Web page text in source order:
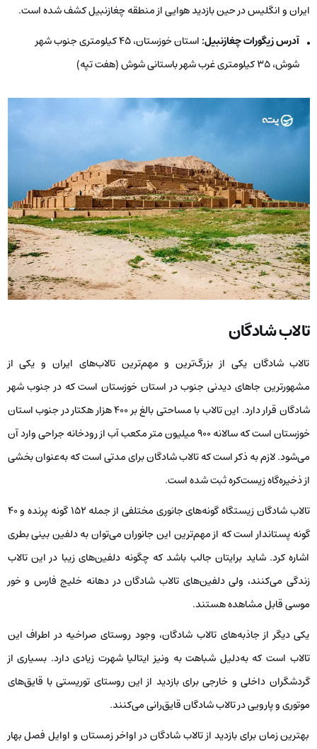
ایران و انگلیس در حین بازدید هوایی از منطقه چغازنبیل کشف شده است.
آدرس زیگورات چغازنبیل:
استان خوزستان، 45 کیلومتری جنوب شهر
شوش، ۳۵ کیلومتری غرب شهر باستانی شوش (هفت تپه)
تالاب شادگان
تالاب شادگان یکی از بزرگ‌ترین و مهم‌ترین تالاب‌های ایران و یکی از
مشهورترین جاهای دیدنی جنوب در استان خوزستان است که در جنوب شهر
شادگان قرار دارد. این تالاب با مساحتی بالغ بر ۴۰۰ هزار هکتار در جنوب استان
خوزستان است که سالانه 900 میلیون متر مکعب آب از رودخانه جراحی وارد آن
می‌شود. لازم به ذکر است که تالاب شادگان برای مدتی است که به‌عنوان بخشی
از ذخیره‌گاه زیست‌کره ثبت شده است.
تالاب شادگان زیستگاه گونه‌های جانوری مختلفی از جمله ۱۵۲ گونه پرنده و ۴۰
گونه پستاندار است که از مهم‌ترین این جانوران می‌توان به دلفین بینی بطری
اشاره کرد. شاید برایتان جالب باشد که چگونه دلفین‌های زیبا در این تالاب
زندگی می‌کنند، ولی دلفین‌های تالاب شادگان در دهانه خلیج فارس و خور
موسی قابل مشاهده هستند.
یکی دیگر از جاذبه‌های تالاب شادگان، وجود روستای صراخیه در اطراف این
تالاب است که به‌دلیل شباهت به ونیز ایتالیا شهرت زیادی دارد. بسیاری از
گردشگران داخلی و خارجی برای بازدید از این روستای توریستی با قایق‌های
موتوری و پارویی در تالاب شادگان قایق‌رانی می‌کنند.
بهترین زمان برای بازدید از تالاب شادگان در اواخر زمستان و اوایل فصل بهار